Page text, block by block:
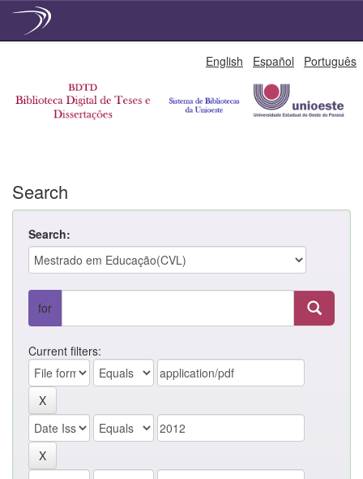
English Español Português
Search
Search:
for
Current filters: